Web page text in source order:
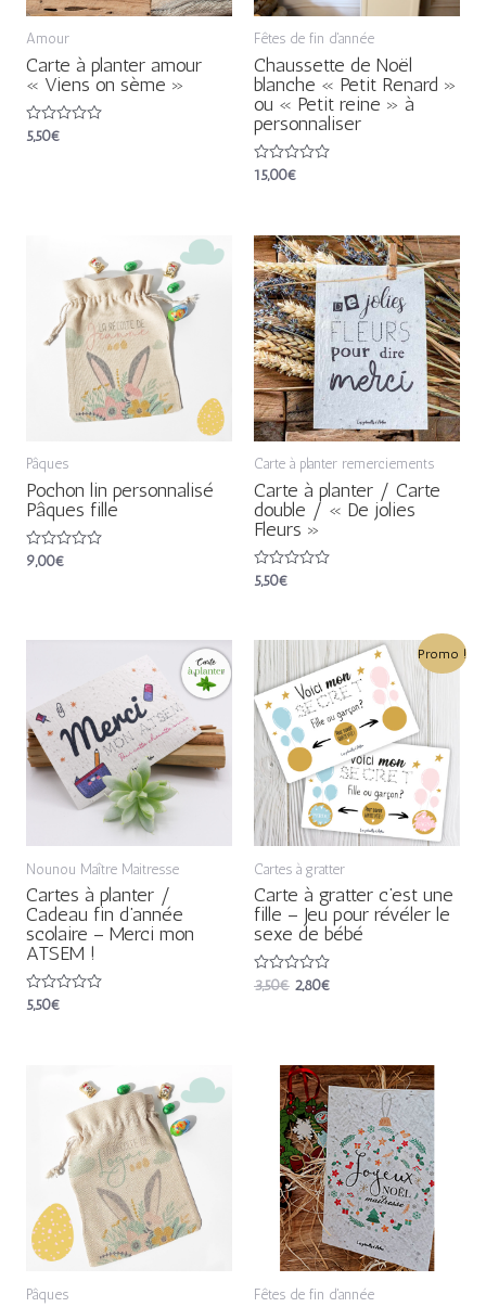
Amour
Carte à planter amour
« Viens on sème »
Note
5,50€
Fêtes de fin d'année
Chaussette de Noël
blanche « Petit Renard »
ou « Petit reine » à
personnaliser
Note
15,00€
Pâques
Pochon lin personnalisé
Pâques fille
Note
9,00€
Carte à planter remerciements
Carte à planter / Carte
double / « De jolies
Fleurs »
Note
5,50€
Nounou Maître Maitresse
Cartes à planter /
Cadeau fin d’année
scolaire – Merci mon
ATSEM !
Note
5,50€
Promo !
Cartes à gratter
Carte à gratter c’est une
fille – Jeu pour révéler le
sexe de bébé
Note
3,50€
prix
initial
était :
3,50€.
2,80€
prix
actuel
est :
2,80€.
Pâques Fêtes de fin d'année